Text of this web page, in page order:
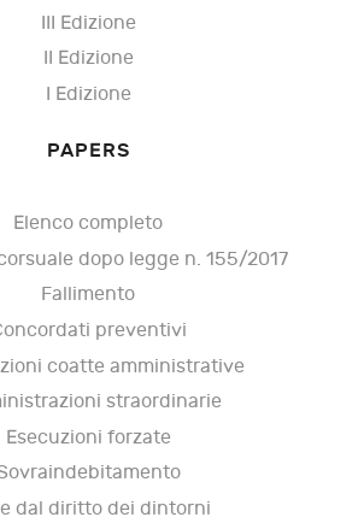
III Edizione
II Edizione
I Edizione
PAPERS
Elenco completo
dopo legge n. 155/2017
Fallimento
preventivi
coatte amministrative
straordinarie
Esecuzioni forzate
dal diritto dei dintorni